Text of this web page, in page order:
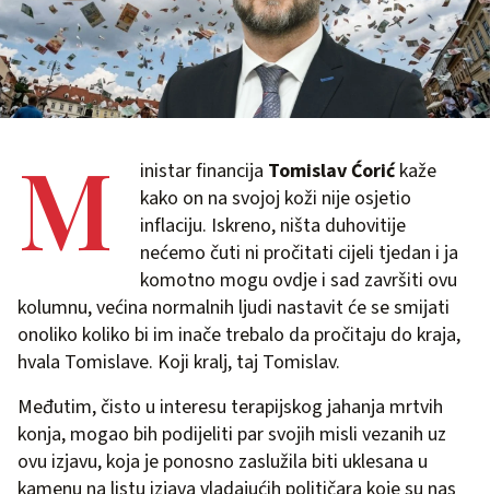
M inistar financija Tomislav Ćorićkaže
kako on na svojoj koži nije osjetio
inflaciju. Iskreno, ništa duhovitije
nećemo čuti ni pročitati cijeli tjedan i ja
komotno mogu ovdje i sad završiti ovu
kolumnu, većina normalnih ljudi nastavit će se smijati
onoliko koliko bi im inače trebalo da pročitaju do kraja,
hvala Tomislave. Koji kralj, taj Tomislav.
Međutim, čisto u interesu terapijskog jahanja mrtvih
konja, mogao bih podijeliti par svojih misli vezanih uz
ovu izjavu, koja je ponosno zaslužila biti uklesana u